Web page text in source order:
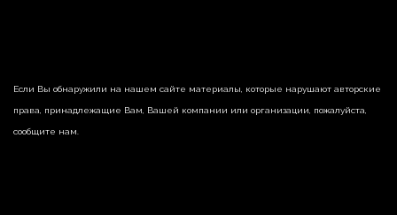
Если Вы обнаружили на нашем сайте материалы, которые нарушают авторские
права, принадлежащие Вам, Вашей компании или организации, пожалуйста,
сообщите нам.